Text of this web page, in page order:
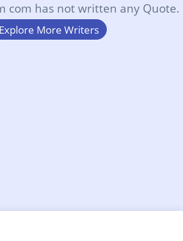
com has not written any Quote.
Explore More Writers